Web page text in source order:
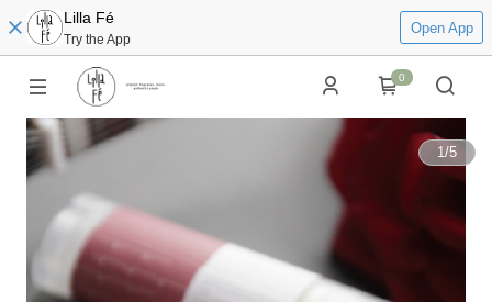
Lilla Fé
Try the App
Open App
0
1/5